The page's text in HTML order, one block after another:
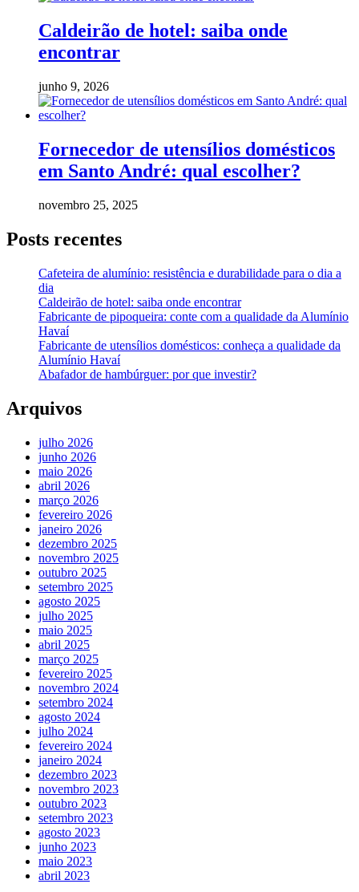
Caldeirão de hotel: saiba onde
encontrar
junho 9, 2026
Fornecedor de utensílios domésticos
em Santo André: qual escolher?
novembro 25, 2025
Posts recentes
Cafeteira de alumínio: resistência e durabilidade para o dia a
dia
Caldeirão de hotel: saiba onde encontrar
Fabricante de pipoqueira: conte com a qualidade da Alumínio
Havaí
Fabricante de utensílios domésticos: conheça a qualidade da
Alumínio Havaí
Abafador de hambúrguer: por que investir?
Arquivos
julho 2026
junho 2026
maio 2026
abril 2026
março 2026
fevereiro 2026
janeiro 2026
dezembro 2025
novembro 2025
outubro 2025
setembro 2025
agosto 2025
julho 2025
maio 2025
abril 2025
março 2025
fevereiro 2025
novembro 2024
setembro 2024
agosto 2024
julho 2024
fevereiro 2024
janeiro 2024
dezembro 2023
novembro 2023
outubro 2023
setembro 2023
agosto 2023
junho 2023
maio 2023
abril 2023